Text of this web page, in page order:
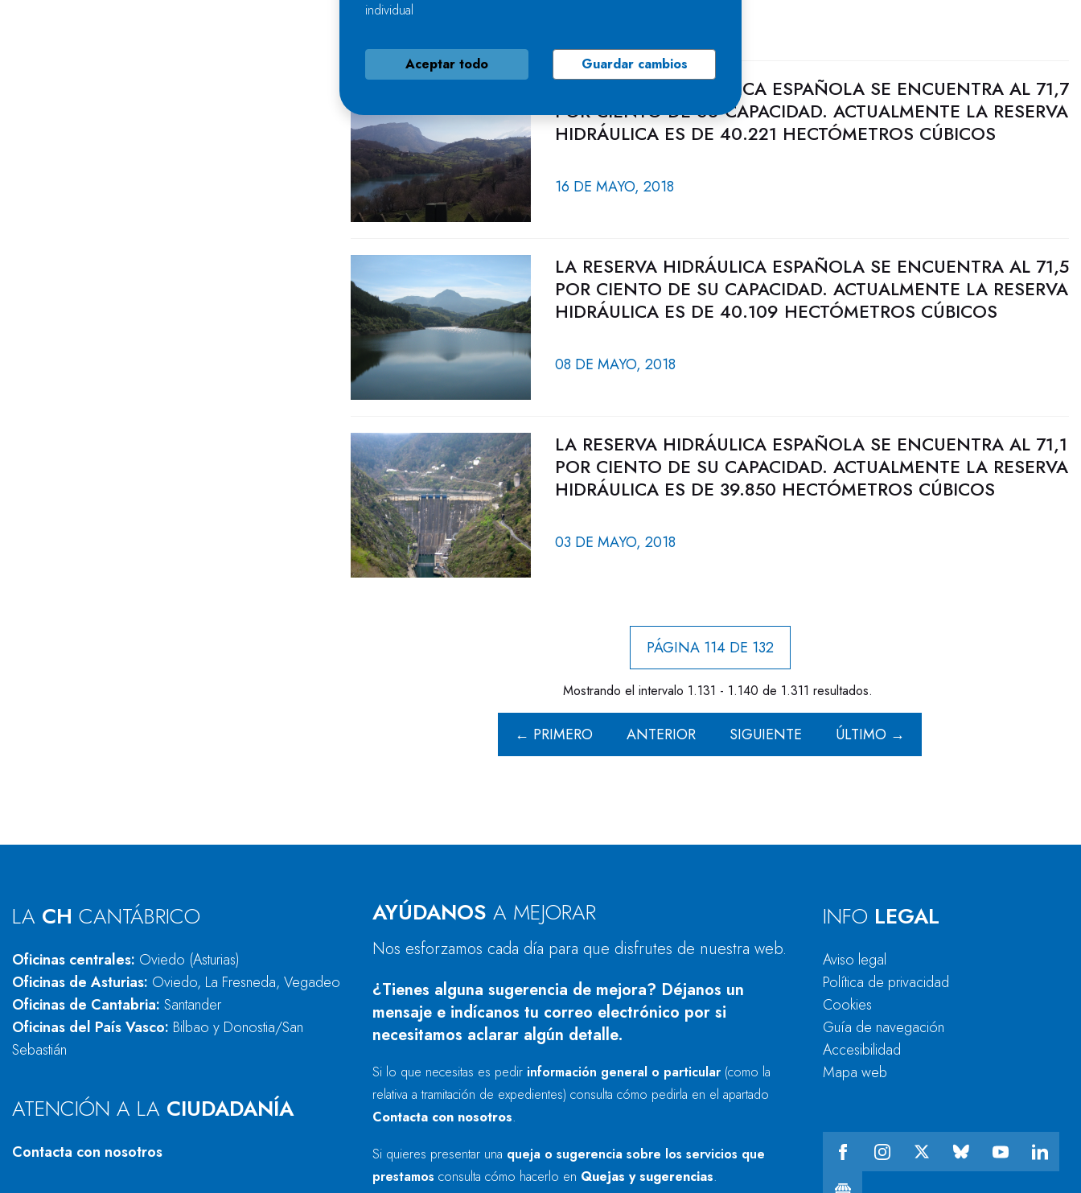
LA RESERVA HIDRÁULICA ESPAÑOLA SE ENCUENTRA AL 71,7
POR CIENTO DE SU CAPACIDAD. ACTUALMENTE LA RESERVA
HIDRÁULICA ES DE 40.221 HECTÓMETROS CÚBICOS
16 DE MAYO, 2018
LA RESERVA HIDRÁULICA ESPAÑOLA SE ENCUENTRA AL 71,5
POR CIENTO DE SU CAPACIDAD. ACTUALMENTE LA RESERVA
HIDRÁULICA ES DE 40.109 HECTÓMETROS CÚBICOS
08 DE MAYO, 2018
LA RESERVA HIDRÁULICA ESPAÑOLA SE ENCUENTRA AL 71,1
POR CIENTO DE SU CAPACIDAD. ACTUALMENTE LA RESERVA
HIDRÁULICA ES DE 39.850 HECTÓMETROS CÚBICOS
03 DE MAYO, 2018
PÁGINA 114 DE 132
Mostrando el intervalo 1.131 - 1.140 de 1.311 resultados.
← PRIMERO ANTERIOR SIGUIENTE ÚLTIMO →
LA CH CANTÁBRICO
Oficinas centrales: Oviedo (Asturias)
Oficinas de Asturias: Oviedo, La Fresneda, Vegadeo
Oficinas de Cantabria: Santander
Oficinas del País Vasco: Bilbao y Donostia/San
Sebastián
ATENCIÓN A LA CIUDADANÍA
Contacta con nosotros
AYÚDANOS A MEJORAR
Nos esforzamos cada día para que disfrutes de nuestra web.
¿Tienes alguna sugerencia de mejora? Déjanos un
mensaje e indícanos tu correo electrónico por si
necesitamos aclarar algún detalle.
Si lo que necesitas es pedir información general o particular (como la
relativa a tramitación de expedientes) consulta cómo pedirla en el apartado
Contacta con nosotros.
Si quieres presentar una queja o sugerencia sobre los servicios que
prestamos consulta cómo hacerlo en Quejas y sugerencias.
INFO LEGAL
Aviso legal
Política de privacidad
Cookies
Guía de navegación
Accesibilidad
Mapa web
individual
Aceptar todo Guardar cambios